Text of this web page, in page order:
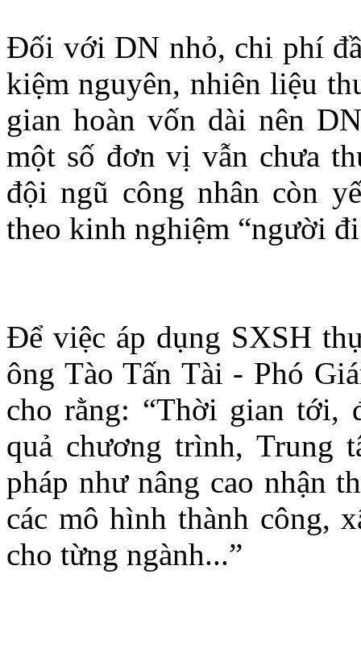
Đối với DN nhỏ, chi phí
kiệm nguyên, nhiên liệu
gian hoàn vốn dài nên
một số đơn vị vẫn chưa
đội ngũ công nhân còn
theo kinh nghiệm “người
Để việc áp dụng SXSH
ông Tào Tấn Tài - Phó
cho rằng: “Thời gian tới,
quả chương trình, Trung
pháp như nâng cao nhận
các mô hình thành công,
cho từng ngành...”